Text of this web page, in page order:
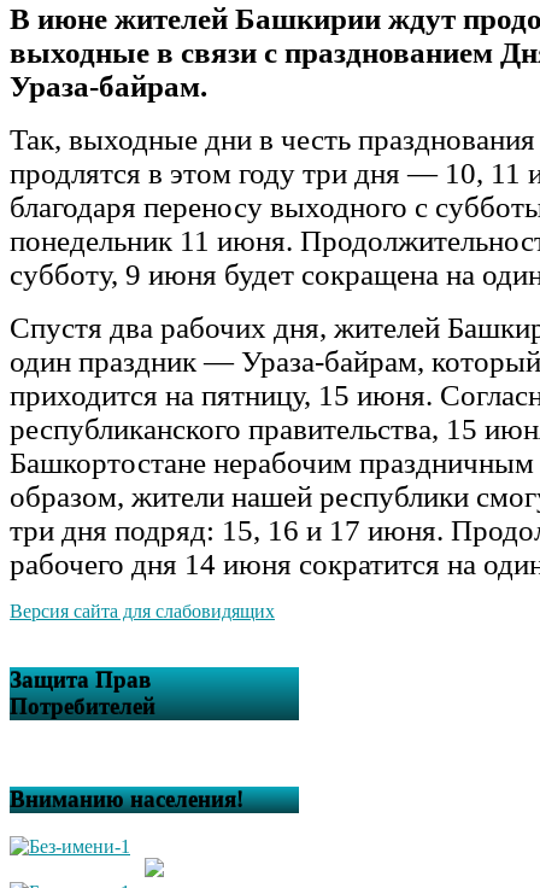
В июне жителей Башкирии ждут
выходные в связи с празднованием
Ураза-байрам.
Так, выходные дни в честь
продлятся в этом году три дня — 10,
благодаря переносу выходного с
понедельник 11 июня.
субботу, 9 июня будет сокращена на
Спустя два рабочих дня, жителей
один праздник — Ураза-байрам,
приходится на пятницу, 15 июня.
республиканского правительства, 15
Башкортостане нерабочим
образом, жители нашей республики
три дня подряд: 15, 16 и 17 июня.
рабочего дня 14 июня сократится на
Версия сайта для слабовидящих
Защита Прав
Потребителей
Вниманию населения!